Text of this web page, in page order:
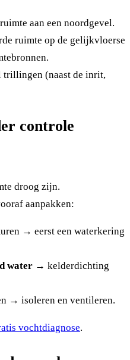
aan een noordgevel.
ruimte op de gelijkvloerse
trillingen (naast de inrit,
controle
droog zijn.
aanpakken:
→ eerst een waterkering
water → kelderdichting
→ isoleren en ventileren.
vochtdiagnose.